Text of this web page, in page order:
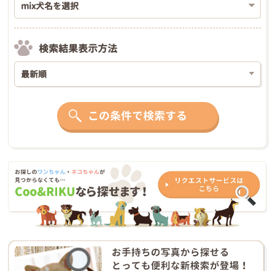
検索結果表示方法
この条件で検索する